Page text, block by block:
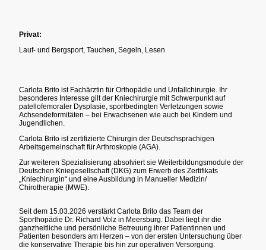
Privat:
Lauf- und Bergsport, Tauchen, Segeln, Lesen
Carlota Brito ist Fachärztin für Orthopädie und Unfallchirurgie. Ihr
besonderes Interesse gilt der Kniechirurgie mit Schwerpunkt auf
patellofemoraler Dysplasie, sportbedingten Verletzungen sowie
Achsendeformitäten – bei Erwachsenen wie auch bei Kindern und
Jugendlichen.
Carlota Brito ist zertifizierte Chirurgin der Deutschsprachigen
Arbeitsgemeinschaft für Arthroskopie (AGA).
Zur weiteren Spezialisierung absolviert sie Weiterbildungsmodule der
Deutschen Kniegesellschaft (DKG) zum Erwerb des Zertifikats
„Kniechirurgin“ und eine Ausbildung in Manueller Medizin/
Chirotherapie (MWE).
Seit dem 15.03.2026 verstärkt Carlota Brito das Team der
Sporthopädie Dr. Richard Volz in Meersburg. Dabei liegt ihr die
ganzheitliche und persönliche Betreuung ihrer Patientinnen und
Patienten besonders am Herzen – von der ersten Untersuchung über
die konservative Therapie bis hin zur operativen Versorgung.